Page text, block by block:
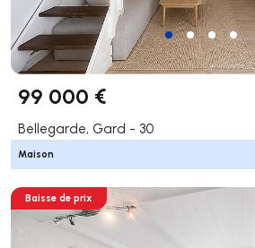
99 000 €
Bellegarde, Gard - 30
Maison
Baisse de prix